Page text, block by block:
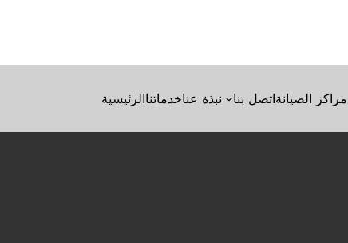
الرئيسيةخدماتنانبذة عنا اتصل بنامراكز الصيانة